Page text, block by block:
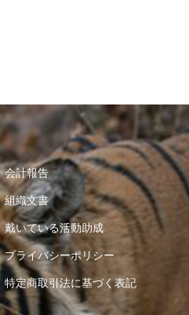
会計報告
組織文書
戴いている活動助成
プライバシーポリシー
特定商取引法に基づく表記